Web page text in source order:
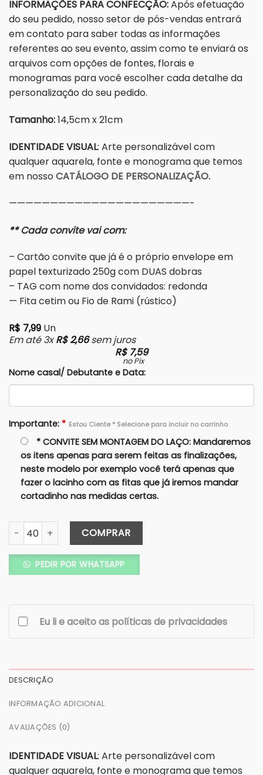
INFORMAÇÕES PARA CONFECÇÃO:Após efetuação
do seu pedido, nosso setor de pós-vendas entrará
em contato para saber todas as informações
referentes ao seu evento, assim como te enviará os
arquivos com opções de fontes, florais e
monogramas para você escolher cada detalhe da
personalização do seu pedido.
Tamanho:14,5cm x 21cm
IDENTIDADE VISUAL: Arte personalizável com
qualquer aquarela, fonte e monograma que temos
em nossoCATÁLOGO DE PERSONALIZAÇÃO.
——————————————————————-
** Cada convite vai com:
– Cartão convite que já é o próprio envelope em
papel texturizado 250g com DUAS dobras
– TAG com nome dos convidados: redonda
— Fita cetim ou Fio de Rami (rústico)
R$ 7,99 Un
Em até 3xR$2,66sem juros
R$7,59
no Pix
Nome casal/ Debutante e Data:
Importante: * Estou Ciente * Selecione para incluir no carrinho
* CONVITE SEM MONTAGEM DO LAÇO: Mandaremos
os itens apenas para serem feitas as finalizações,
neste modelo por exemplo você terá apenas que
fazer o lacinho com as fitas que já iremos mandar
cortadinho nas medidas certas.
Convite Duas Dobras- Texturizado - Fita de Cetim - COD.
COMPRAR
PEDIR POR WHATSAPP
Eu li e aceito as políticas de privacidades
DESCRIÇÃO
INFORMAÇÃO ADICIONAL
AVALIAÇÕES (0)
IDENTIDADE VISUAL: Arte personalizável com
qualquer aquarela, fonte e monograma que temos